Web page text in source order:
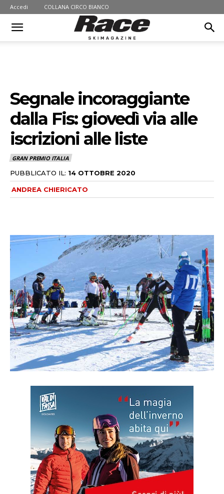
Accedi COLLANA CIRCO BIANCO
Segnale incoraggiante
dalla Fis: giovedì via alle
iscrizioni alle liste
GRAN PREMIO ITALIA
PUBBLICATO IL: 14 OTTOBRE 2020
ANDREA CHIERICATO